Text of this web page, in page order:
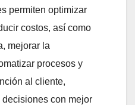
permiten optimizar
costos, así como
mejorar la
procesos y
al cliente,
con mejor